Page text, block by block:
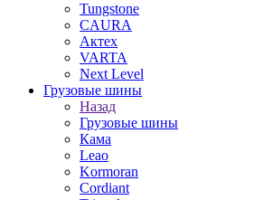
Tungstone
CAURA
Актех
VARTA
Next Level
Грузовые шины
Назад
Грузовые шины
Кама
Leao
Kormoran
Cordiant